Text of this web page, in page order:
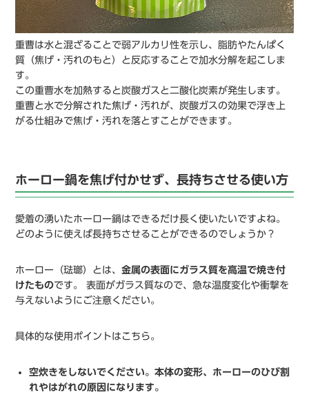
重曹は水と混ざることで弱アルカリ性を示し、脂肪やたんぱく
質（焦げ・汚れのもと）と反応することで加水分解を起こしま
す。
この重曹水を加熱すると炭酸ガスと二酸化炭素が発生します。
重曹と水で分解された焦げ・汚れが、炭酸ガスの効果で浮き上
がる仕組みで焦げ・汚れを落とすことができます。
ホーロー鍋を焦げ付かせず、長持ちさせる使い方
愛着の湧いたホーロー鍋はできるだけ長く使いたいですよね。
どのように使えば長持ちさせることができるのでしょうか？
ホーロー（琺瑯）とは、金属の表面にガラス質を高温で焼き付
けたものです。 表面がガラス質なので、急な温度変化や衝撃を
与えないようにご注意ください。
具体的な使用ポイントはこちら。
空炊きをしないでください。本体の変形、ホーローのひび割
れやはがれの原因になります。